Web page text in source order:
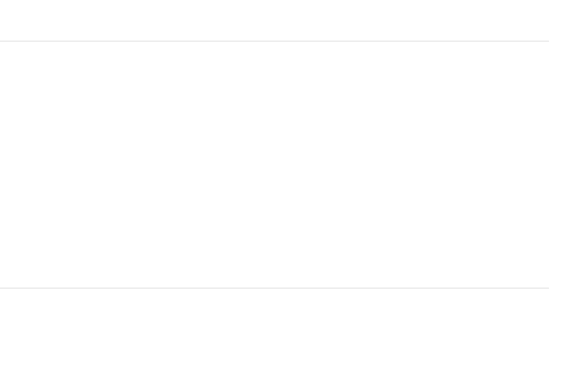
подано 1047 заявок
моды, которая пройдет в российской столице с 26 сентября по 1
половину из них (494) прислали дизайнеры, коллекции
на Euro Shoes
Co., Ltd., основанная в 2011 году и расположенная в